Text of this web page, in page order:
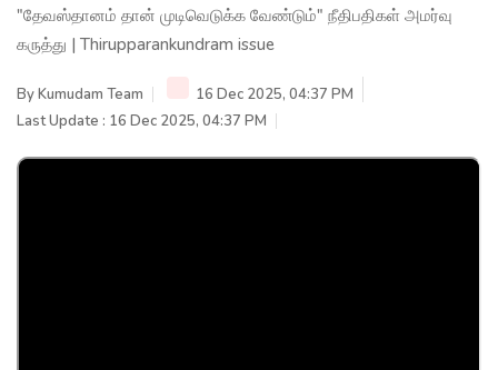
"தேவஸ்தானம் தான் முடிவெடுக்க வேண்டும்" நீதிபதிகள் அமர்வு
கருத்து | Thirupparankundram issue
ByKumudam Team
16 Dec 2025, 04:37 PM
Last Update : 16 Dec 2025, 04:37 PM